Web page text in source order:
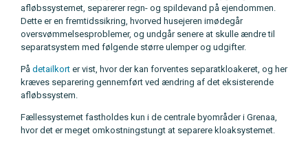
afløbssystemet, separerer regn- og spildevand på ejendommen.
Dette er en fremtidssikring, hvorved husejeren imødegår
oversvømmelsesproblemer, og undgår senere at skulle ændre til
separatsystem med følgende større ulemper og udgifter.
På detailkort er vist, hvor der kan forventes separatkloakeret, og her
kræves separering gennemført ved ændring af det eksisterende
afløbssystem.
Fællessystemet fastholdes kun i de centrale byområder i Grenaa,
hvor det er meget omkostningstungt at separere kloaksystemet.